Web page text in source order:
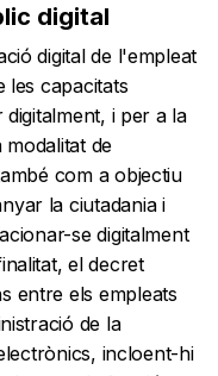
digital
digital de l'empleat
les capacitats
i per a la
de
com a objectiu
la ciutadania i
se digitalment
el decret
entre els empleats
de la
incloent-hi